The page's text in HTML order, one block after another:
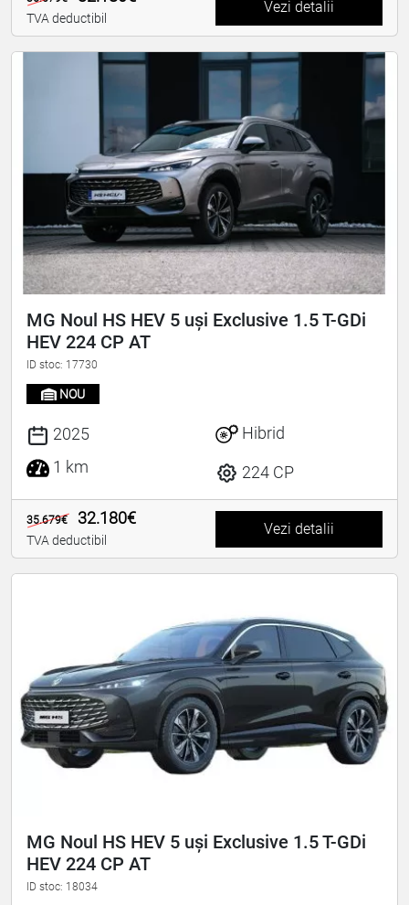
TVA deductibil
Vezi detalii
MG Noul HS HEV 5 uși Exclusive 1.5 T-GDi
HEV 224 CP AT
ID stoc: 17730
NOU
2025
1 km
Hibrid
224 CP
35.679€ 32.180€
TVA deductibil
Vezi detalii
MG Noul HS HEV 5 uși Exclusive 1.5 T-GDi
HEV 224 CP AT
ID stoc: 18034